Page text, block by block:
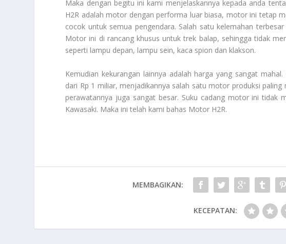
Maka dengan begitu ini kami menjelaskannya kepada anda
H2R adalah motor dengan performa luar biasa, motor ini tetap
cocok untuk semua pengendara. Salah satu kelemahan
Motor ini di rancang khusus untuk trek balap, sehingga tidak
seperti lampu depan, lampu sein, kaca spion dan klakson.
Kemudian kekurangan lainnya adalah harga yang sangat
dari Rp 1 miliar, menjadikannya salah satu motor produksi paling
perawatannya juga sangat besar. Suku cadang motor ini tidak
Kawasaki. Maka ini telah kami bahas Motor H2R.
MEMBAGIKAN:
KECEPATAN: